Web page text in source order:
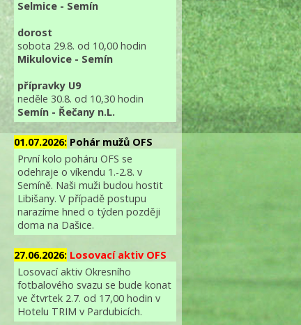
Selmice - Semín
dorost
sobota 29.8. od 10,00 hodin
Mikulovice - Semín
přípravky U9
neděle 30.8. od 10,30 hodin
Semín - Řečany n.L.
01.07.2026: Pohár mužů OFS
První kolo poháru OFS se
odehraje o víkendu 1.-2.8. v
Semíně. Naši muži budou hostit
Libišany. V případě postupu
narazíme hned o týden později
doma na Dašice.
27.06.2026: Losovací aktiv OFS
Losovací aktiv Okresního
fotbalového svazu se bude konat
ve čtvrtek 2.7. od 17,00 hodin v
Hotelu TRIM v Pardubicích.